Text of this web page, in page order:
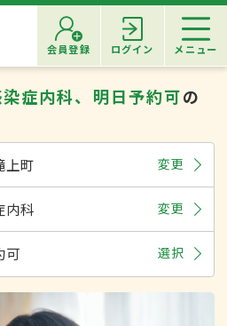
会員登録 ログイン メニュー
症内科、明日予約可の
上町 変更
内科 変更
可 選択